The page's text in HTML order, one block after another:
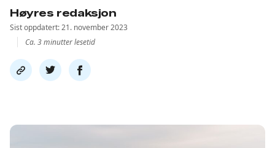
Høyres redaksjon
Sist oppdatert: 21. november 2023
Ca. 3 minutter lesetid
Del
link
Del
på
Del
på